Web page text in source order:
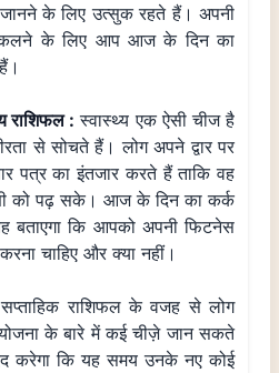
के लिए उत्सुक रहते हैं। अपनी
के लिए आप आज के दिन का
राशिफल : स्वास्थ्य एक ऐसी चीज है
से सोचते हैं। लोग अपने द्वार पर
पत्र का इंतजार करते हैं ताकि वह
को पढ़ सके। आज के दिन का कर्क
बताएगा कि आपको अपनी फिटनेस
चाहिए और क्या नहीं।
सप्ताहिक राशिफल के वजह से लोग
के बारे में कई चीज़े जान सकते
करेगा कि यह समय उनके नए कोई